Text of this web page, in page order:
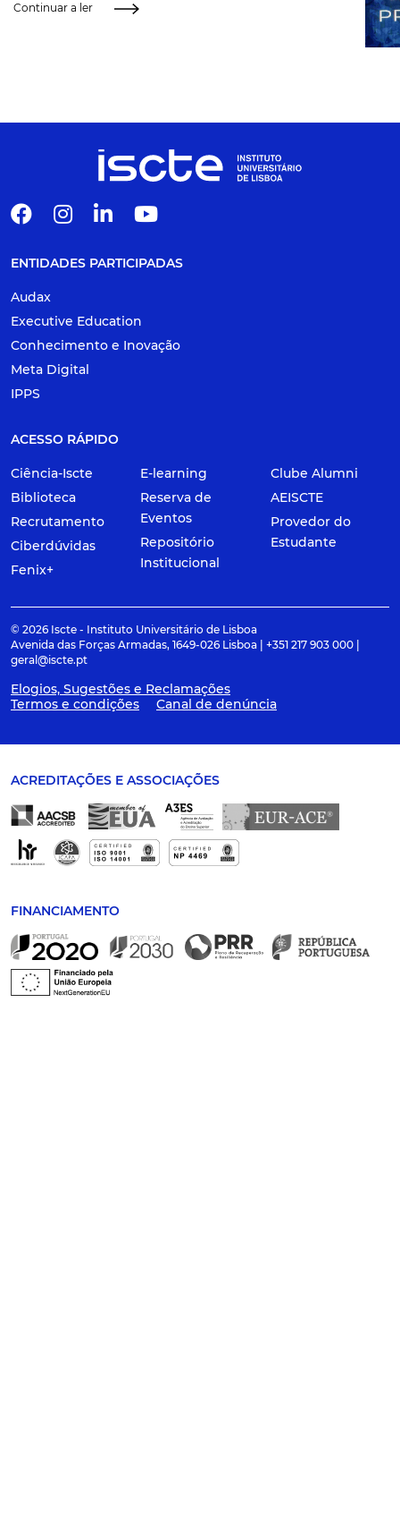
Continuar a ler
ENTIDADES PARTICIPADAS
Audax
Executive Education
Conhecimento e Inovação
Meta Digital
IPPS
ACESSO RÁPIDO
Ciência-Iscte
Biblioteca
Recrutamento
Ciberdúvidas
Fenix+
E-learning
Reserva de
Eventos
Repositório
Institucional
Clube Alumni
AEISCTE
Provedor do
Estudante
© 2026 Iscte - Instituto Universitário de Lisboa
Avenida das Forças Armadas, 1649-026 Lisboa | +351 217 903 000 |
geral@iscte.pt
Elogios, Sugestões e Reclamações
Termos e condições
Canal de denúncia
ACREDITAÇÕES E ASSOCIAÇÕES
FINANCIAMENTO